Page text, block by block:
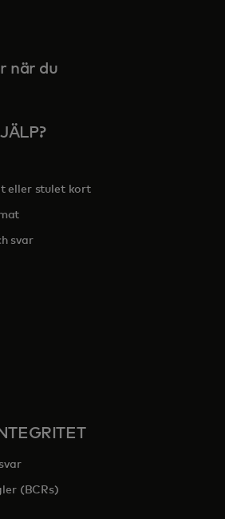
när du
eller stulet kort
svar
tab
in a new tab
(BCRs)